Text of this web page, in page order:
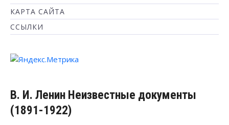
КАРТА САЙТА
ССЫЛКИ
В. И. Ленин Неизвестные документы
(1891-1922)